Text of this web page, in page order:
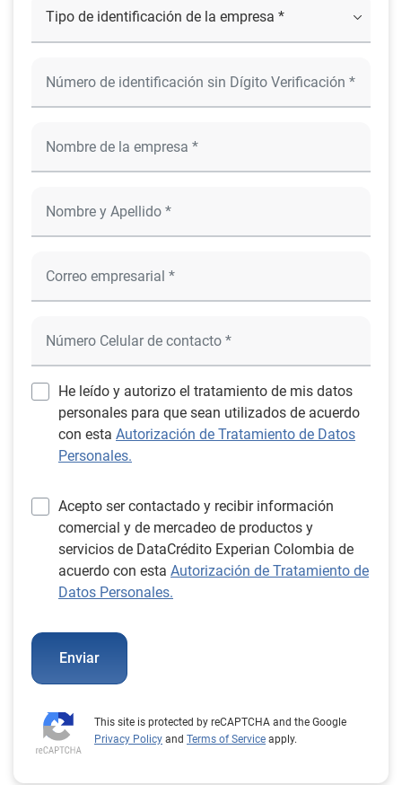
He leído y autorizo el tratamiento de mis datos
personales para que sean utilizados de acuerdo
con esta Autorización de Tratamiento de Datos
Personales.
Acepto ser contactado y recibir información
comercial y de mercadeo de productos y
servicios de DataCrédito Experian Colombia de
acuerdo con esta Autorización de Tratamiento de
Datos Personales.
Enviar
This site is protected by reCAPTCHA and the Google
Privacy Policy and Terms of Service apply.